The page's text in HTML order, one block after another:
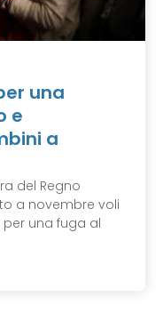
una
e
a
del Regno
a novembre voli
una fuga al